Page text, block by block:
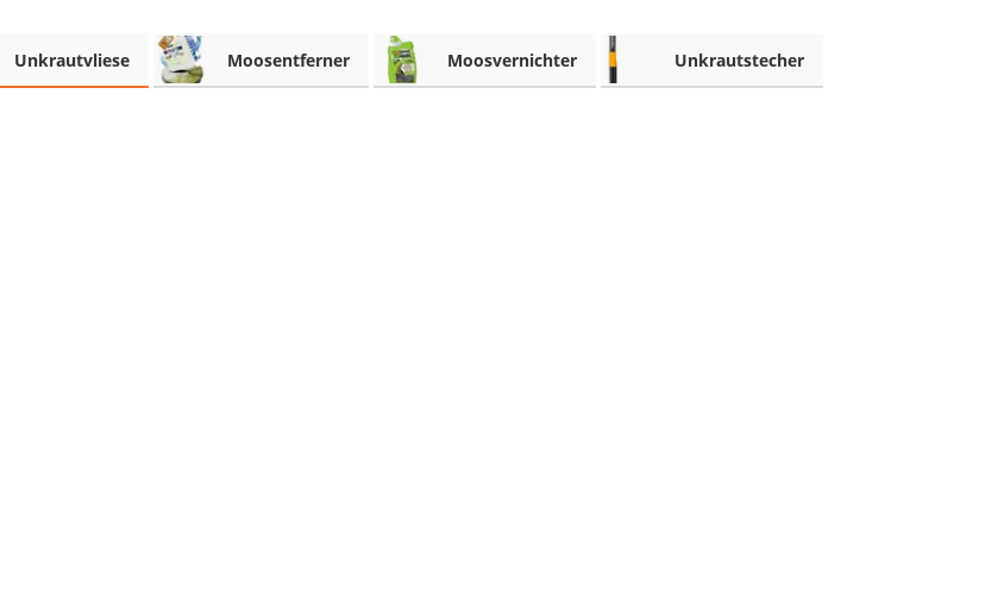
Unkrautvliese Moosentferner Moosvernichter Unkrautstecher